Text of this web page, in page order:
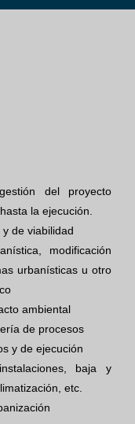
del proyecto
la ejecución.
de viabilidad
modificación
urbanísticas u otro
ambiental
de procesos
y de ejecución
baja y
etc.